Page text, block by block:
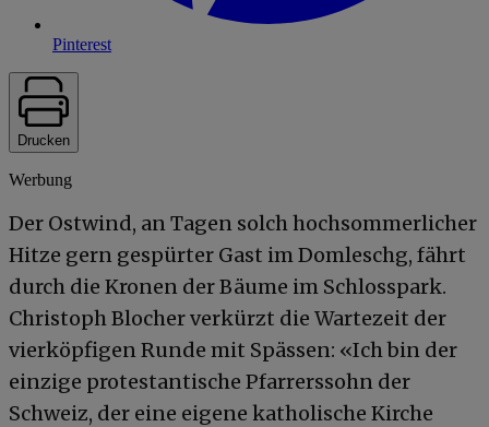
Pinterest
Drucken
Werbung
Der Ostwind, an Tagen solch hochsommerlicher
Hitze gern gespürter Gast im Domleschg, fährt
durch die Kronen der Bäume im Schlosspark.
Christoph Blocher verkürzt die Wartezeit der
vierköpfigen Runde mit Spässen: «Ich bin der
einzige protestantische Pfarrerssohn der
Schweiz, der eine eigene katholische Kirche